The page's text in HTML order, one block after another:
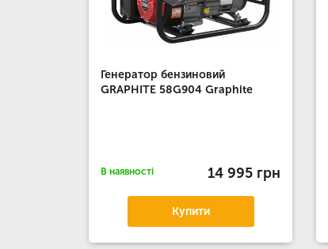
Генератор бензиновий
GRAPHITE 58G904 Graphite
В наявності 14 995 грн
Купити